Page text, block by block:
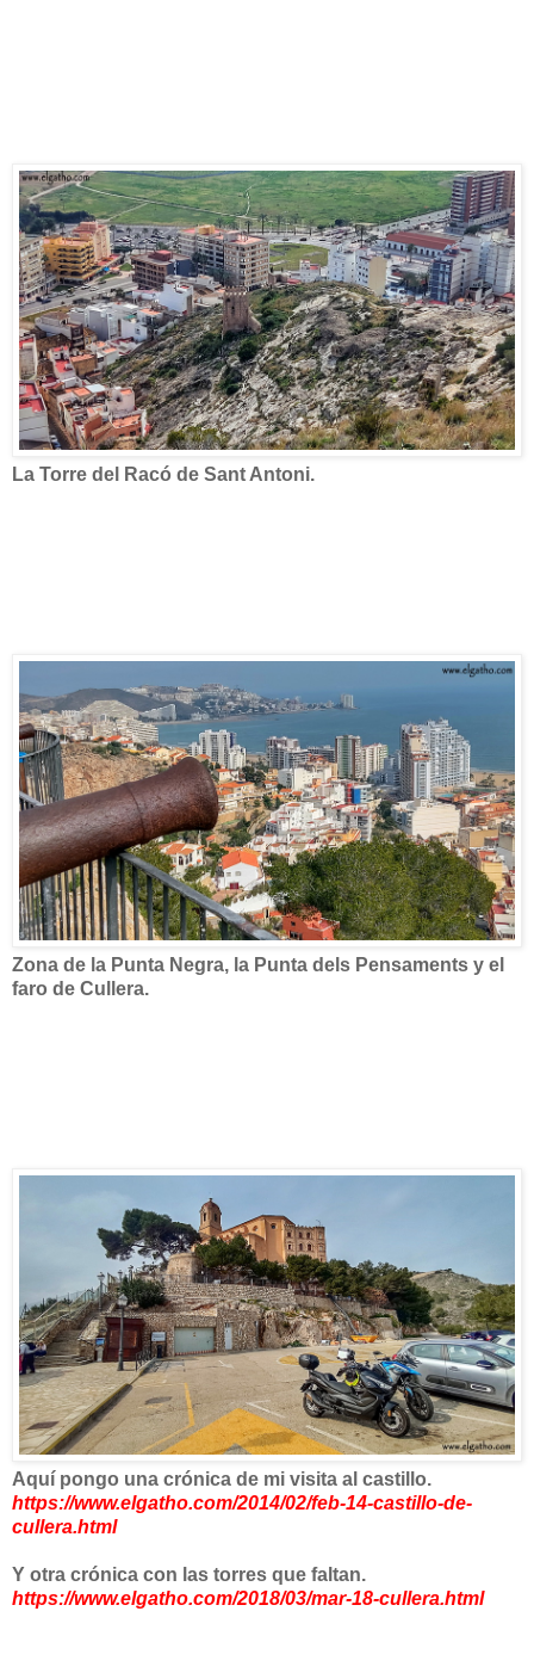
La Torre del Racó de Sant Antoni.
Zona de la Punta Negra, la Punta dels Pensaments y el
faro de Cullera.
Aquí pongo una crónica de mi visita al castillo.
https://www.elgatho.com/2014/02/feb-14-castillo-de-
cullera.html
Y otra crónica con las torres que faltan.
https://www.elgatho.com/2018/03/mar-18-cullera.html